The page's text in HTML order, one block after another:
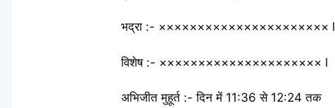
भद्रा :- ×××××××××××××××××××××× l
विशेष :- ××××××××××××××××××××× l
अभिजीत मुहूर्त :- दिन में 11:36 से 12:24 तक